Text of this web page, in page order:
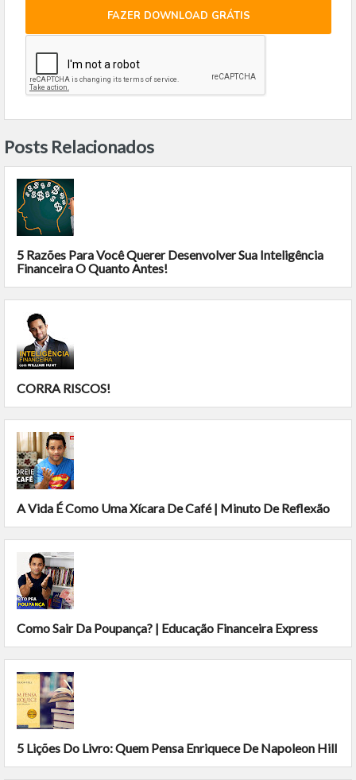
FAZER DOWNLOAD GRÁTIS
Posts Relacionados
5 Razões Para Você Querer Desenvolver Sua Inteligência
Financeira O Quanto Antes!
CORRA RISCOS!
A Vida É Como Uma Xícara De Café | Minuto De Reflexão
Como Sair Da Poupança? | Educação Financeira Express
5 Lições Do Livro: Quem Pensa Enriquece De Napoleon Hill